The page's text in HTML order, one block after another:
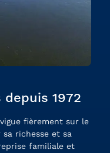
1972
fièrement sur le
richesse et sa
familiale et